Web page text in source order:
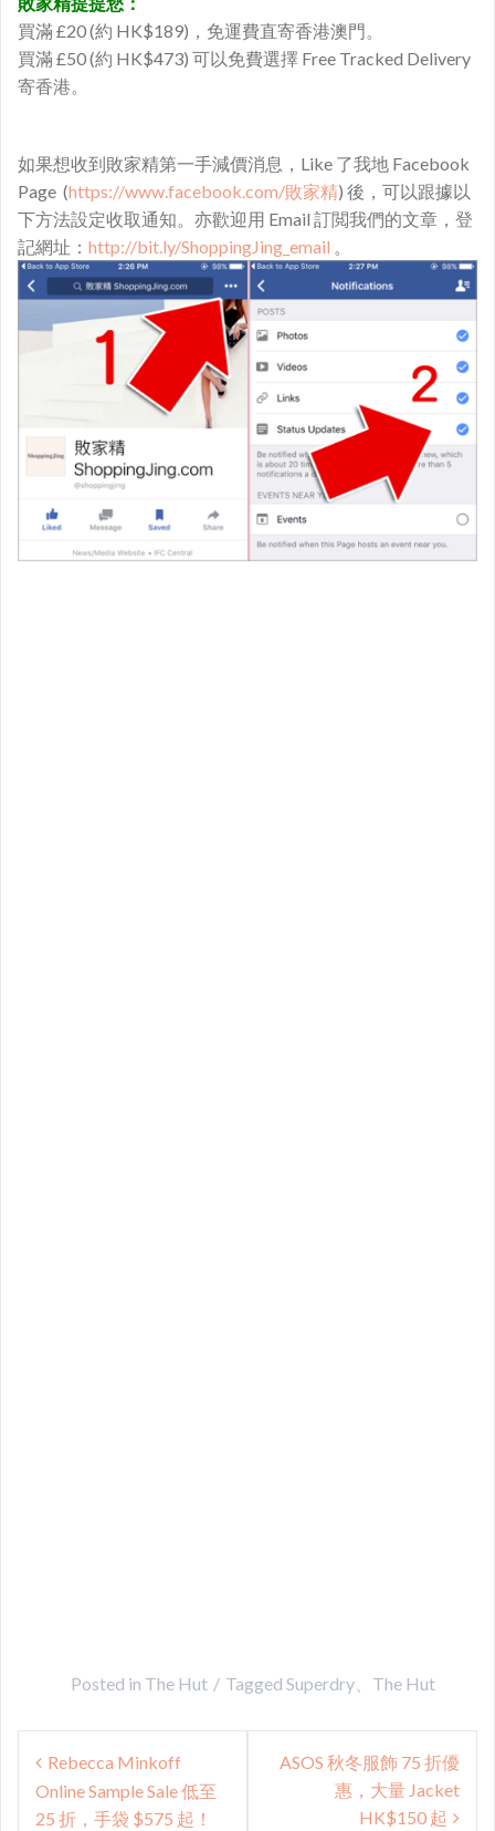
買滿 £20 (約 HK$189)，免運費直寄香港澳門。
買滿 £50 (約 HK$473) 可以免費選擇 Free Tracked Delivery
寄香港。
如果想收到敗家精第一手減價消息，Like 了我地 Facebook
Page (https://www.facebook.com/敗家精) 後，可以跟據以
下方法設定收取通知。亦歡迎用 Email 訂閲我們的文章，登
記網址： http://bit.ly/ShoppingJing_email
Posted in The Hut Tagged Superdry、The Hut
Post
navigation
Rebecca Minkoff
Online Sample Sale 低至
25 折，手袋 $575 起！
ASOS 秋冬服飾 75 折優
惠，大量 Jacket
HK$150 起